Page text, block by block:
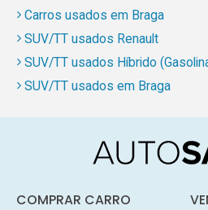
Carros usados em Braga
SUV/TT usados Renault
SUV/TT usados Híbrido
SUV/TT usados em Braga
COMPRAR CARRO